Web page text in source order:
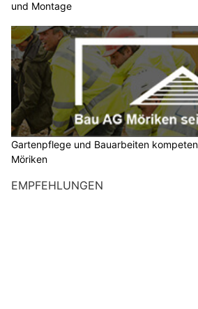
und Montage
Gartenpflege und Bauarbeiten
Möriken
EMPFEHLUNGEN